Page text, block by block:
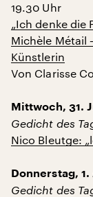
19.30 Uhr
„Ich denke die
Michèle Métail
Künstlerin
Von Clarisse
Mittwoch, 31.
Gedicht des
Nico Bleutge:
Donnerstag,
Gedicht des